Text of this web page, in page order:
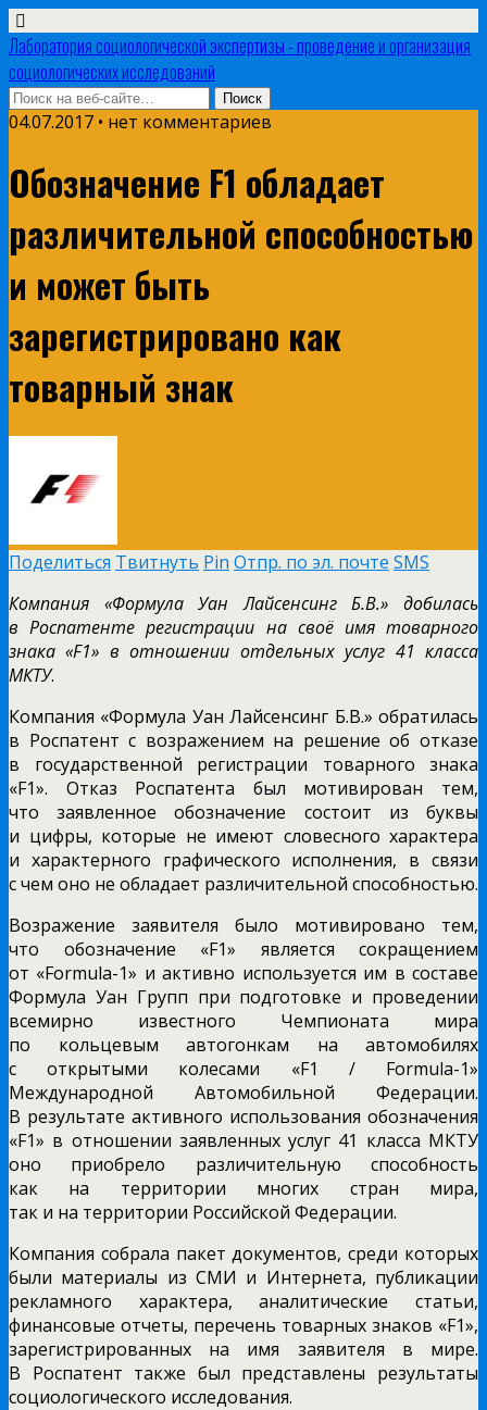
Лаборатория социологической экспертизы - проведение и организация
социологических исследований
04.07.2017 • нет комментариев
Обозначение F1 обладает
различительной способностью
и может быть
зарегистрировано как
товарный знак
Поделиться Твитнуть Pin Отпр. по эл. почте SMS
Компания «Формула Уан Лайсенсинг Б.В.» добилась
в Роспатенте регистрации на своё имя товарного
знака «F1» в отношении отдельных услуг 41 класса
МКТУ.
Компания «Формула Уан Лайсенсинг Б.В.» обратилась
в Роспатент с возражением на решение об отказе
в государственной регистрации товарного знака
«F1». Отказ Роспатента был мотивирован тем,
что заявленное обозначение состоит из буквы
и цифры, которые не имеют словесного характера
и характерного графического исполнения, в связи
с чем оно не обладает различительной способностью.
Возражение заявителя было мотивировано тем,
что обозначение «F1» является сокращением
от «Formula-1» и активно используется им в составе
Формула Уан Групп при подготовке и проведении
всемирно известного Чемпионата мира
по кольцевым автогонкам на автомобилях
с открытыми колесами «F1 / Formula-1»
Международной Автомобильной Федерации.
В результате активного использования обозначения
«F1» в отношении заявленных услуг 41 класса МКТУ
оно приобрело различительную способность
как на территории многих стран мира,
так и на территории Российской Федерации.
Компания собрала пакет документов, среди которых
были материалы из СМИ и Интернета, публикации
рекламного характера, аналитические статьи,
финансовые отчеты, перечень товарных знаков «F1»,
зарегистрированных на имя заявителя в мире.
В Роспатент также был представлены результаты
социологического исследования.